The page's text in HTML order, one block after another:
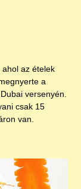
ahol az ételek
a
versenyén.
csak 15
van.